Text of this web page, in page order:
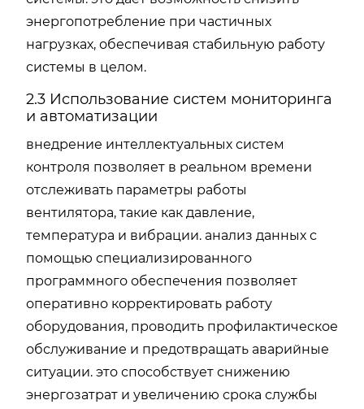
энергопотребление при частичных
нагрузках, обеспечивая стабильную работу
системы в целом.
2.3 Использование систем мониторинга
и автоматизации
внедрение интеллектуальных систем
контроля позволяет в реальном времени
отслеживать параметры работы
вентилятора, такие как давление,
температура и вибрации. анализ данных с
помощью специализированного
программного обеспечения позволяет
оперативно корректировать работу
оборудования, проводить профилактическое
обслуживание и предотвращать аварийные
ситуации. это способствует снижению
энергозатрат и увеличению срока службы